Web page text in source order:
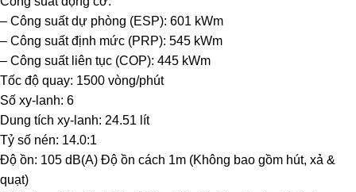
– Công suất dự phòng (ESP): 601 kWm
– Công suất định mức (PRP): 545 kWm
– Công suất liên tục (COP): 445 kWm
Tốc độ quay: 1500 vòng/phút
Số xy-lanh: 6
Dung tích xy-lanh: 24.51 lít
Tỷ số nén: 14.0:1
Độ ồn: 105 dB(A) Độ ồn cách 1m (Không bao gồm hút, xả &
quạt)